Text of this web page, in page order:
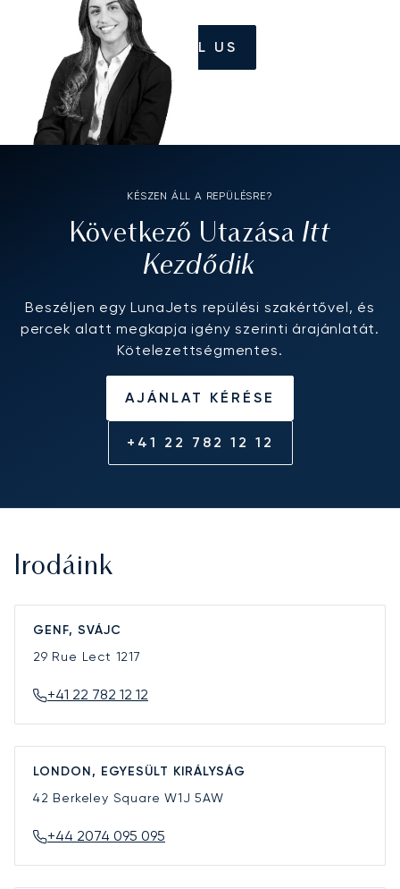
CALL US
KÉSZEN ÁLL A REPÜLÉSRE?
Következő Utazása Itt
Kezdődik
Beszéljen egy LunaJets repülési szakértővel, és
percek alatt megkapja igény szerinti árajánlatát.
Kötelezettségmentes.
AJÁNLAT KÉRÉSE
+41 22 782 12 12
Irodáink
GENF, SVÁJC
29 Rue Lect 1217
+41 22 782 12 12
LONDON, EGYESÜLT KIRÁLYSÁG
42 Berkeley SquareW1J 5AW
+44 2074 095 095